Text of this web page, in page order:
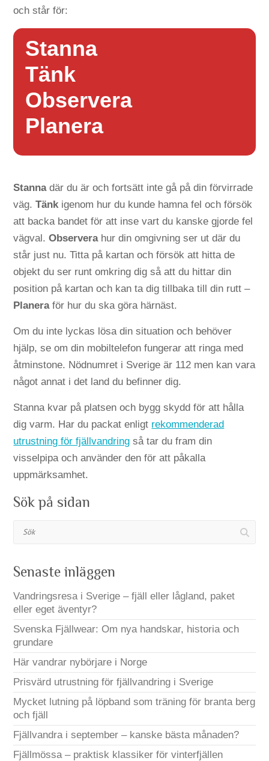
och står för:
Stanna
Tänk
Observera
Planera
Stannadär du är och fortsätt inte gå på din förvirrade
väg.Tänk igenom hur du kunde hamna fel och försök
att backa bandet för att inse vart du kanske gjorde fel
vägval.Observerahur din omgivning ser ut där du
står just nu. Titta på kartan och försök att hitta de
objekt du ser runt omkring dig så att du hittar din
position på kartan och kan ta dig tillbaka till din rutt –
Planeraför hur du ska göra härnäst.
Om du inte lyckas lösa din situation och behöver
hjälp, se om din mobiltelefon fungerar att ringa med
åtminstone. Nödnumret i Sverige är 112 men kan vara
något annat i det land du befinner dig.
Stanna kvar på platsen och bygg skydd för att hålla
dig varm. Har du packat enligt rekommenderad
utrustning för fjällvandring så tar du fram din
visselpipa och använder den för att påkalla
uppmärksamhet.
Sök på sidan
Sök
Senaste inläggen
Vandringsresa i Sverige – fjäll eller lågland, paket
eller eget äventyr?
Svenska Fjällwear: Om nya handskar, historia och
grundare
Här vandrar nybörjare i Norge
Prisvärd utrustning för fjällvandring i Sverige
Mycket lutning på löpband som träning för branta berg
och fjäll
Fjällvandra i september – kanske bästa månaden?
Fjällmössa – praktisk klassiker för vinterfjällen